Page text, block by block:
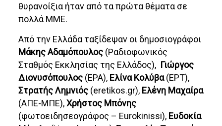
θυρανοίξια ήταν από τα πρώτα θέματα σε
πολλά ΜΜΕ.
Από την Ελλάδα ταξίδεψαν οι δημοσιογράφοι
Mάκης Αδαμόπουλος (Ραδιοφωνικός
Σταθμός Εκκλησίας της Ελλάδος), Γιώργος
Διονυσόπουλος (ΕΡΑ), Ελίνα Κολύβα(ΕΡΤ),
Στρατής Λημνιός (eretikos.gr), Ελένη Μαχαίρα
(ΑΠΕ-ΜΠΕ),Χρήστος Μπόνης
(φωτοειδησεογράφος – Eurokinissi), Ευδοκία